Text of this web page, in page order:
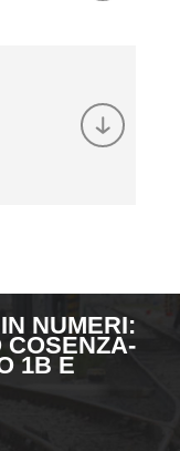
NUMERI:
COSENZA-
1B E